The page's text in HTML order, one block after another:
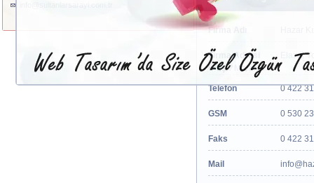
info@sultanlarsarayi.com.tr
Firma Adı
Firma Adresi
Elazığ
Girişi / Malatya
Telefon 0 422
GSM 0 530
Faks 0 422
Mail